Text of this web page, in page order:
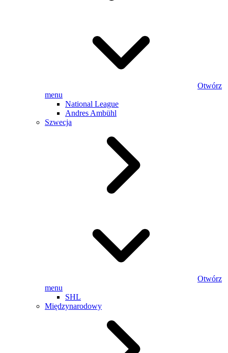
Otwórz
menu
National League
Andres Ambühl
Szwecja
Otwórz
menu
SHL
Międzynarodowy